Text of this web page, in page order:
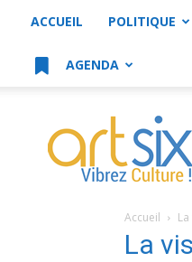
ACCUEIL POLITIQUE
AGENDA
artsixMic
Accueil
La